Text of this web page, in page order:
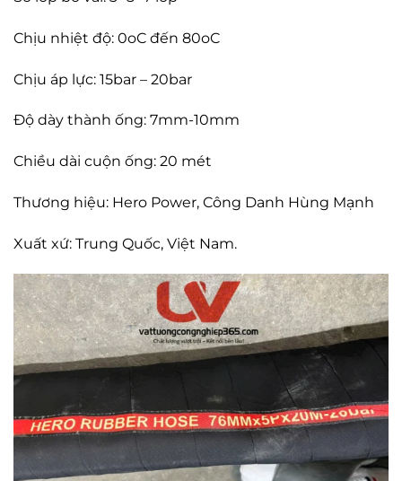
Chịu nhiệt độ: 0oC đến 80oC
Chịu áp lực: 15bar – 20bar
Độ dày thành ống: 7mm-10mm
Chiều dài cuộn ống: 20 mét
Thương hiệu: Hero Power, Công Danh Hùng Mạnh
Xuất xứ: Trung Quốc, Việt Nam.